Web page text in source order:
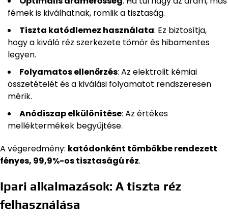
fémek is kiválhatnak, romlik a tisztaság.
Tiszta katódlemez használata: Ez biztosítja,
hogy a kiváló réz szerkezete tömör és hibamentes
legyen.
Folyamatos ellenőrzés: Az elektrolit kémiai
összetételét és a kiválási folyamatot rendszeresen
mérik.
Anódiszap elkülönítése: Az értékes
melléktermékek begyűjtése.
A végeredmény: katódonként tömbökbe rendezett
fényes, 99,9%-os tisztaságú réz.
Ipari alkalmazások: A tiszta réz
felhasználása